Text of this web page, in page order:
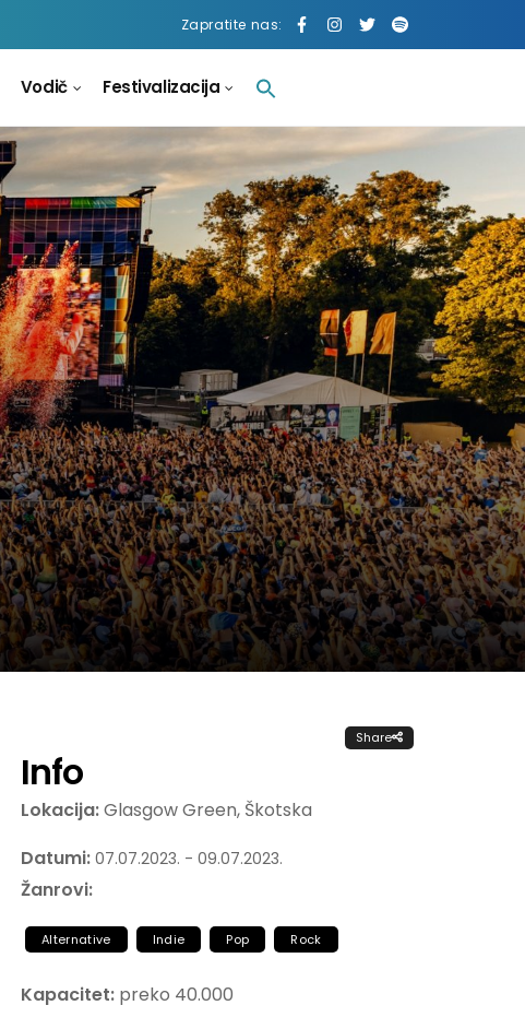
Zapratite nas:
Vodič Festivalizacija
Share
Info
Lokacija:Glasgow Green, Škotska
Datumi: 07.07.2023. - 09.07.2023.
Žanrovi:
Alternative Indie Pop Rock
Kapacitet: preko 40.000